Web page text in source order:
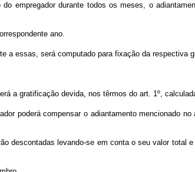
empregador durante todos os meses, o
ano.
a essas, será computado para fixação da respectiva
a gratificação devida, nos têrmos do art. 1º,
poderá compensar o adiantamento mencionado
descontadas levando-se em conta o seu valor total